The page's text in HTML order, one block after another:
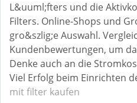
L&uuml;fters und die
Filters. Online-Shops und
gro&szlig;e Auswahl.
Kundenbewertungen, um
Denke auch an die
Viel Erfolg beim Einrichten
mit filter kaufen